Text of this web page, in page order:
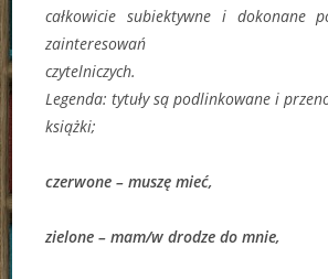
całkowicie subiektywne i dokonane
zainteresowań
czytelniczych.
Legenda:tytuły są podlinkowane i
książki;
czerwone – muszę mieć,
zielone – mam/w drodze do mnie,